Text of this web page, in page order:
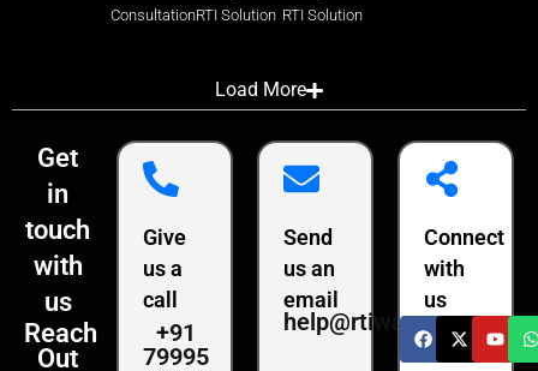
ConsultationRTI Solution RTI Solution
Load More
Get
in
touch
with
us
Reach
Out
Give
us a
call
+91
79995
Send
us an
email
help@rtiwala.com
Connect
with
us